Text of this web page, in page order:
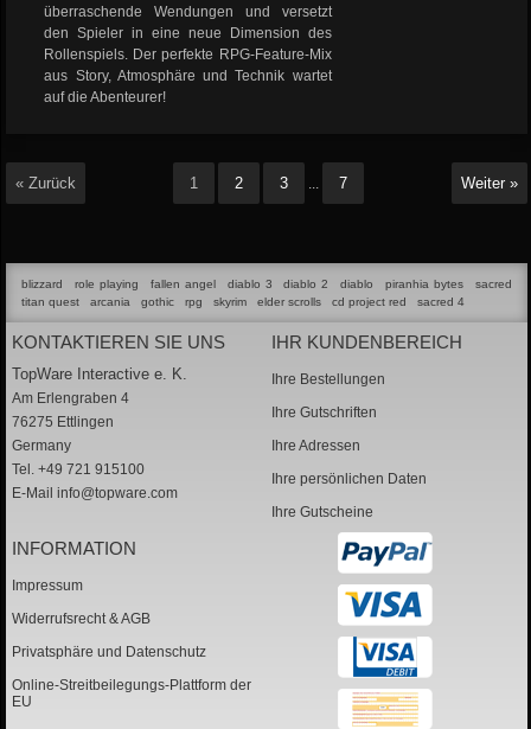
überraschende Wendungen und versetzt
den Spieler in eine neue Dimension des
Rollenspiels. Der perfekte RPG-Feature-Mix
aus Story, Atmosphäre und Technik wartet
auf die Abenteurer!
« Zurück 1 2 3 ... 7 Weiter »
blizzard role playing fallen angel diablo 3 diablo 2 diablo piranhia bytes
sacred
titan quest
arcania gothic rpg skyrim elder scrolls cd project red sacred 4
KONTAKTIEREN SIE UNS
TopWare Interactive e. K.
Am Erlengraben 4
76275 Ettlingen
Germany
Tel. +49 721 915100
E-Mail info@topware.com
IHR KUNDENBEREICH
Ihre Bestellungen
Ihre Gutschriften
Ihre Adressen
Ihre persönlichen Daten
Ihre Gutscheine
INFORMATION
Impressum
Widerrufsrecht & AGB
Privatsphäre und Datenschutz
Online-Streitbeilegungs-Plattform der
EU